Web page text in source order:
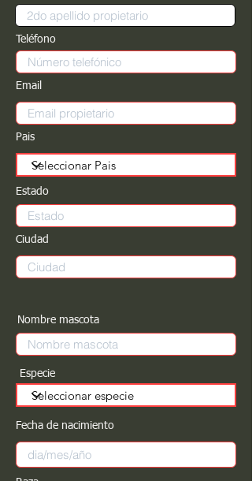
Teléfono
Email
Pais
Estado
Ciudad
Nombre mascota
Especie
Fecha de nacimiento